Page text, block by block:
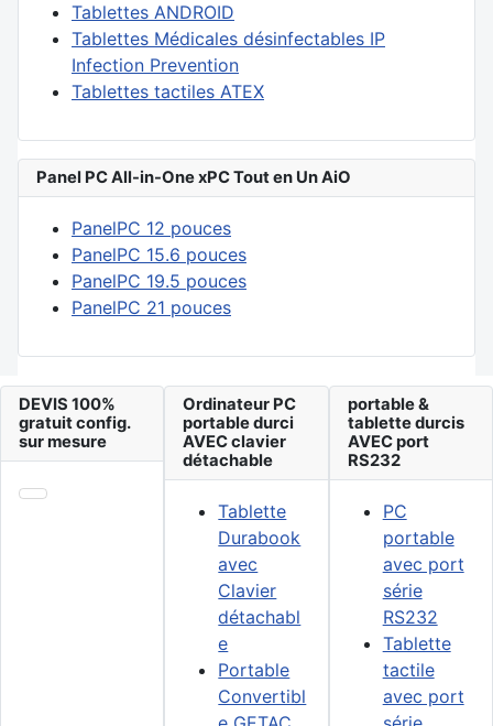
Tablettes ANDROID
Tablettes Médicales désinfectables IP
Infection Prevention
Tablettes tactiles ATEX
Panel PC All-in-One xPC Tout en Un AiO
PanelPC 12 pouces
PanelPC 15.6 pouces
PanelPC 19.5 pouces
PanelPC 21 pouces
DEVIS 100%
gratuit config.
sur mesure
Ordinateur PC
portable durci
AVEC clavier
détachable
Tablette
Durabook
avec
Clavier
détachabl
e
Portable
Convertibl
portable &
tablette durcis
AVEC port
RS232
PC
portable
avec port
série
RS232
Tablette
tactile
avec port